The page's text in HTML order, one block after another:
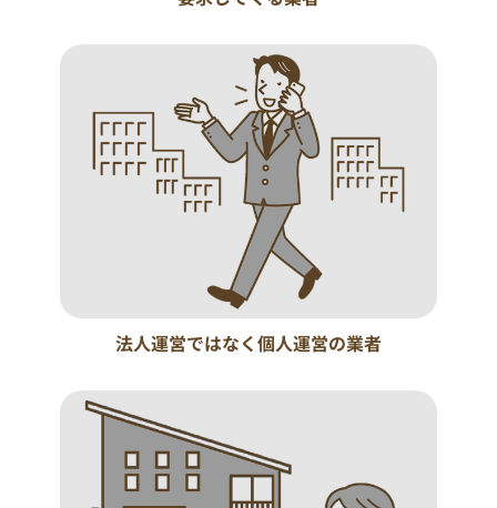
法人運営ではなく個人運営の業者